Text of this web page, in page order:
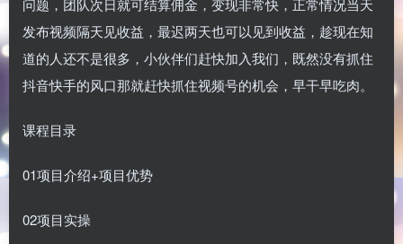
问题，团队次日就可结算佣金，变现非常快，正常情况当天
发布视频隔天见收益，最迟两天也可以见到收益，趁现在知
道的人还不是很多，小伙伴们赶快加入我们，既然没有抓住
抖音快手的风口那就赶快抓住视频号的机会，早干早吃肉。
课程目录
01项目介绍+项目优势
02项目实操